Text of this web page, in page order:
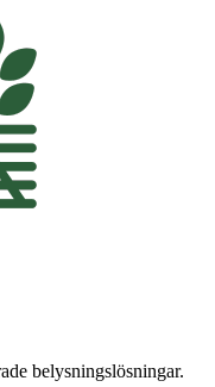
belysningslösningar.